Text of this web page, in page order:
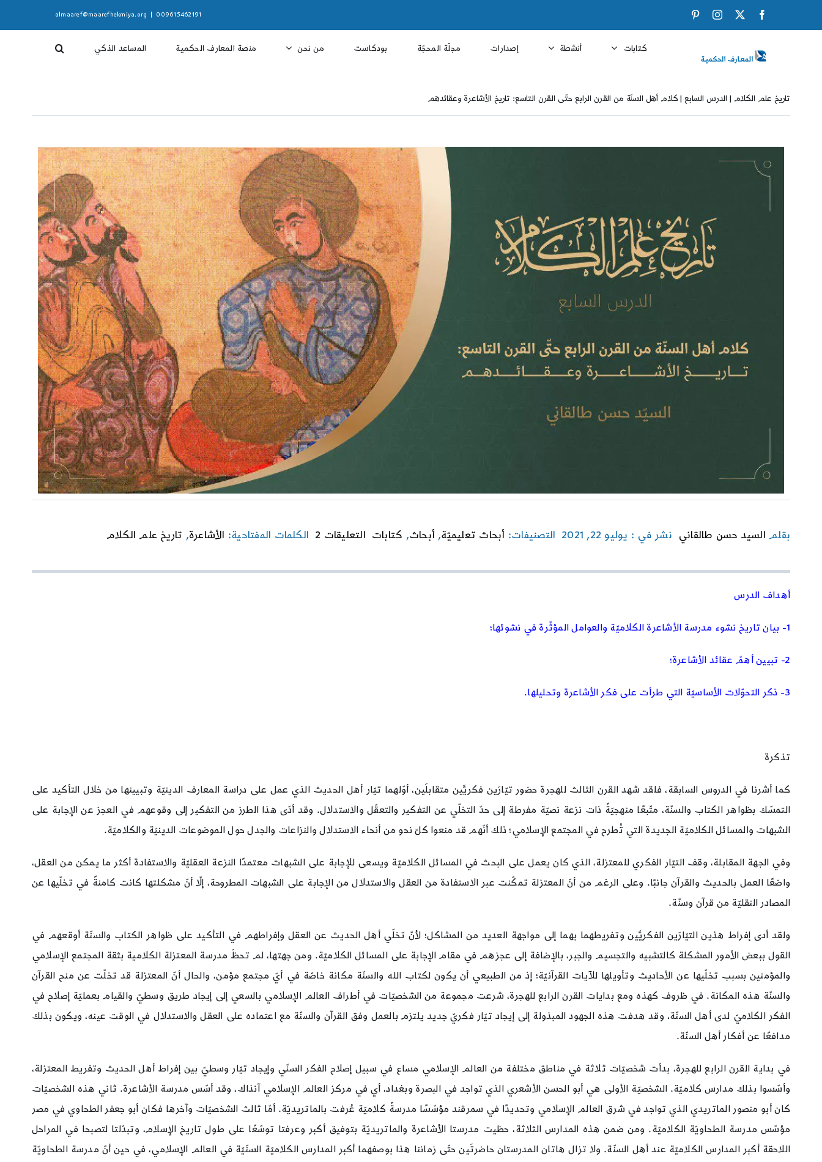
Facebook
X
Instagram
009615462191
almaaref@maarefhekmiya.org
كتابات أنشطة إصدارات مجلّة المحجّة بودكاست من نحن منصة المعارف الحكمية المساعد الذكي
تاريخ علم الكلام | الدرس السابع | كلام أهل السنّة من القرن الرابع حتّى القرن التاسع: تاريخ الأشاعرة وعقائدهم
بقلم السيد حسن طالقاني نشر في : يوليو 22, 2021 التصنيفات: أبحاث تعليميّة,أبحاث, كتابات التعليقات 2
on
الكلام
الكلمات المفتاحية: الأشاعرة, تاريخ علم الكلام
أهداف الدرس
1- بيان تاريخ نشوء مدرسة الأشاعرة الكلاميّة والعوامل المؤثّرة في نشوئها؛
2- تبيين أهمّ عقائد الأشاعرة؛
3- ذكر التحوّلات الأساسيّة التي طرأت على فكر الأشاعرة وتحليلها.
تذكرة
كما أشرنا في الدروس السابقة، فلقد شهد القرن الثالث للهجرة حضور تيّارَين فكريَّين متقابلَين، أوّلهما تيّار أهل الحديث الذي عمل على دراسة المعارف الدينيّة وتبيينها من خلال التأكيد على
التمسّك بظواهر الكتاب والسنّة، متّبعًا منهجيّةً ذات نزعة نصيّة مفرطة إلى حدّ التخلّي عن التفكير والتعقّل والاستدلال. وقد أدّى هذا الطرز من التفكير إلى وقوعهم في العجز عن الإجابة على
الشبهات والمسائل الكلاميّة الجديدة التي تُطرح في المجتمع الإسلامي؛ ذلك أنّهم قد منعوا كلّ نحو من أنحاء الاستدلال والنزاعات والجدل حول الموضوعات الدينيّة والكلاميّة.
وفي الجهة المقابلة، وقف التيّار الفكري للمعتزلة، الذي كان يعمل على البحث في المسائل الكلاميّة ويسعى للإجابة على الشبهات معتمدًا النزعة العقليّة والاستفادة أكثر ما يمكن من العقل،
واضعًا العمل بالحديث والقرآن جانبًا. وعلى الرغم من أنّ المعتزلة تمكّنت عبر الاستفادة من العقل والاستدلال من الإجابة على الشبهات المطروحة، إلّا أنّ مشكلتها كانت كامنةً في تخلّيها عن
المصادر النقليّة من قرآن وسنّة.
ولقد أدى إفراط هذين التيّارَين الفكريَّين وتفريطهما بهما إلى مواجهة العديد من المشاكل؛ لأنّ تخلّي أهل الحديث عن العقل وإفراطهم في التأكيد على ظواهر الكتاب والسنّة أوقعهم في
القول ببعض الأمور المشكلة كالتشبيه والتجسيم والجبر، بالإضافة إلى عجزهم في مقام الإجابة على المسائل الكلاميّة. ومن جهتها، لم تحظَ مدرسة المعتزلة الكلامية بثقة المجتمع الإسلامي
والمؤمنين بسبب تخلّيها عن الأحاديث وتأويلها للآيات القرآنيّة؛ إذ من الطبيعي أن يكون لكتاب الله والسنّة مكانة خاصّة في أيّ مجتمع مؤمن، والحال أنّ المعتزلة قد تخلّت عن منح القرآن
والسنّة هذه المكانة. في ظروف كهذه ومع بدايات القرن الرابع للهجرة، شرعت مجموعة من الشخصيّات في أطراف العالم الإسلامي بالسعي إلى إيجاد طريق وسطيّ والقيام بعمليّة إصلاح في
الفكر الكلاميّ لدى أهل السنّة، وقد هدفت هذه الجهود المبذولة إلى إيجاد تيّار فكريّ جديد يلتزم بالعمل وفق القرآن والسنّة مع اعتماده على العقل والاستدلال في الوقت عينه، ويكون بذلك
مدافعًا عن أفكار أهل السنّة.
في بداية القرن الرابع للهجرة، بدأت شخصيّات ثلاثة في مناطق مختلفة من العالم الإسلامي مساع في سبيل إصلاح الفكر السنّي وإيجاد تيّار وسطيّ بين إفراط أهل الحديث وتفريط المعتزلة،
وأسّسوا بذلك مدارس كلاميّة. الشخصيّة الأولى هي أبو الحسن الأشعري الذي تواجد في البصرة وبغداد، أي في مركز العالم الإسلامي آنذاك، وقد أسّس مدرسة الأشاعرة. ثاني هذه الشخصيّات
كان أبو منصور الماتريدي الذي تواجد في شرق العالم الإسلامي وتحديدًا في سمرقند مؤسّسًا مدرسةً كلاميّة عُرفت بالماتريديّة. أمّا ثالث الشخصيّات وآخرها فكان أبو جعفر الطحاوي في مصر
مؤسّس مدرسة الطحاويّة الكلاميّة. ومن ضمن هذه المدارس الثلاثة، حظيت مدرستا الأشاعرة والماتريديّة بتوفيق أكبر وعرفتا توسّعًا على طول تاريخ الإسلام، وتبدّلتا لتصبحا في المراحل
اللاحقة أكبر المدارس الكلاميّة عند أهل السنّة. ولا تزال هاتان المدرستان حاضرتَين حتّى زماننا هذا بوصفهما أكبر المدارس الكلاميّة السنّيّة في العالم الإسلامي، في حين أنّ مدرسة الطحاويّة